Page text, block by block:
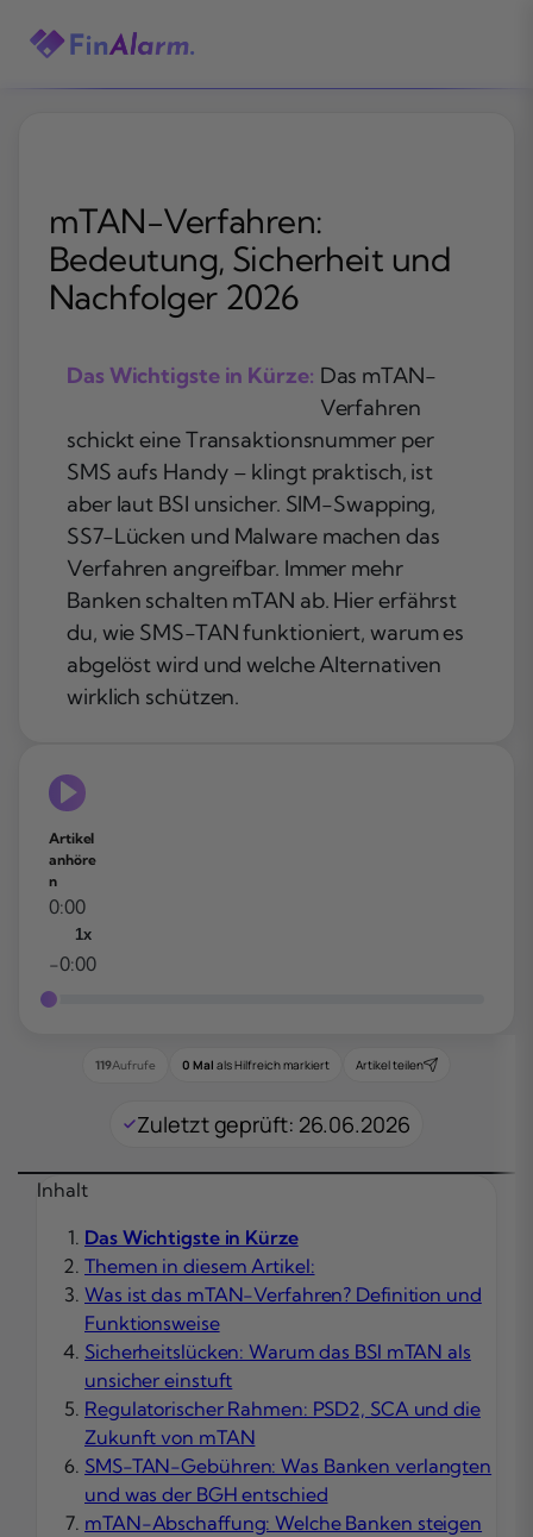
Inhalt
mTAN-Verfahren:
Bedeutung, Sicherheit und
Nachfolger 2026
Das Wichtigste in Kürze: Das mTAN-
Verfahren
schickt eine Transaktionsnummer per
SMS aufs Handy – klingt praktisch, ist
aber laut BSI unsicher. SIM-Swapping,
SS7-Lücken und Malware machen das
Verfahren angreifbar. Immer mehr
Banken schalten mTAN ab. Hier erfährst
du, wie SMS-TAN funktioniert, warum es
abgelöst wird und welche Alternativen
wirklich schützen.
Artikel
anhöre
n
0:00
1x
-0:00
119Aufrufe 0 Mal als Hilfreich markiert Artikel teilen
Zuletzt geprüft: 26.06.2026
Inhalt
Das Wichtigste in Kürze
Themen in diesem Artikel:
Was ist das mTAN-Verfahren? Definition und
Funktionsweise
Sicherheitslücken: Warum das BSI mTAN als
unsicher einstuft
Regulatorischer Rahmen: PSD2, SCA und die
Zukunft von mTAN
SMS-TAN-Gebühren: Was Banken verlangten
und was der BGH entschied
mTAN-Abschaffung: Welche Banken steigen